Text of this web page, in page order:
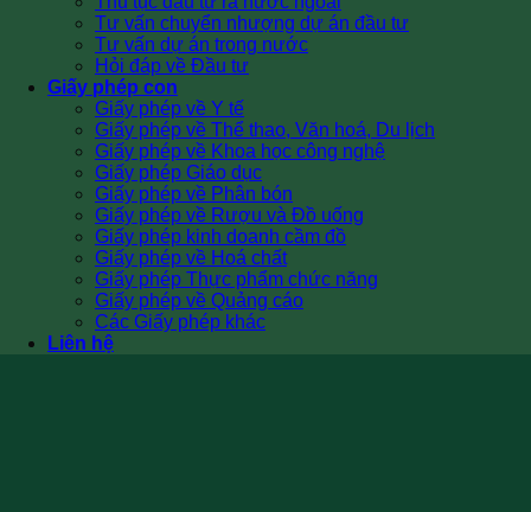
Tư vấn chuyển nhượng dự án đầu tư
Tư vấn dự án trong nước
Hỏi đáp về Đầu tư
Giấy phép con
Giấy phép về Y tế
Giấy phép về Thể thao, Văn hoá, Du lịch
Giấy phép về Khoa học công nghệ
Giấy phép Giáo dục
Giấy phép về Phân bón
Giấy phép về Rượu và Đồ uống
Giấy phép kinh doanh cầm đồ
Giấy phép về Hoá chất
Giấy phép Thực phẩm chức năng
Giấy phép về Quảng cáo
Các Giấy phép khác
Liên hệ